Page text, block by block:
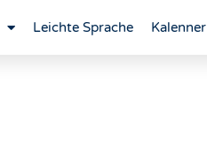
Leichte Sprache Kalenner